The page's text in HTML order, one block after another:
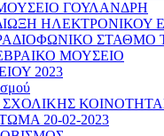
ΓΟΥΛΑΝΔΡΗ
ΗΛΕΚΤΡΟΝΙΚΟΥ
ΜΟΥΣΕΙΟ
2023
20-02-2023